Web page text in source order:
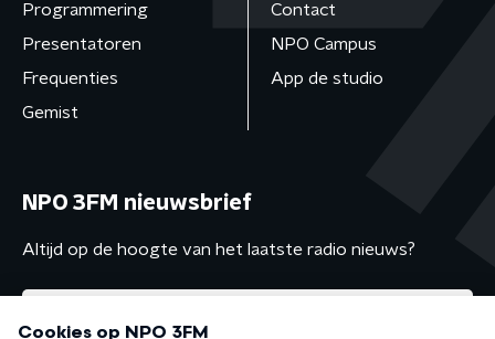
Programmering
Presentatoren
Frequenties
Gemist
Contact
NPO Campus
App de studio
NPO 3FM nieuwsbrief
Altijd op de hoogte van het laatste radio nieuws?